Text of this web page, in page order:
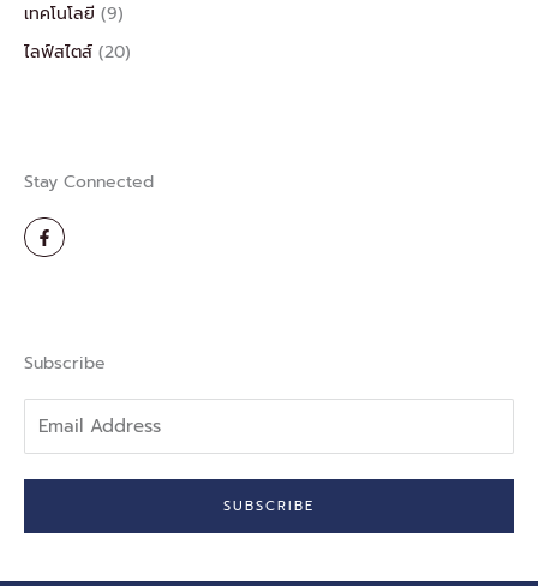
เทคโนโลยี (9)
ไลฟ์สไตส์ (20)
Stay Connected
F
a
c
-
f
Subscribe
Address
SUBSCRIBE